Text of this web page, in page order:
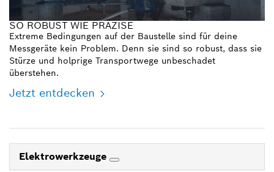
SO ROBUST WIE PRÄZISE
Extreme Bedingungen auf der Baustelle sind für deine
Messgeräte kein Problem. Denn sie sind so robust, dass sie
Stürze und holprige Transportwege unbeschadet
überstehen.
Jetzt entdecken
Elektrowerkzeuge